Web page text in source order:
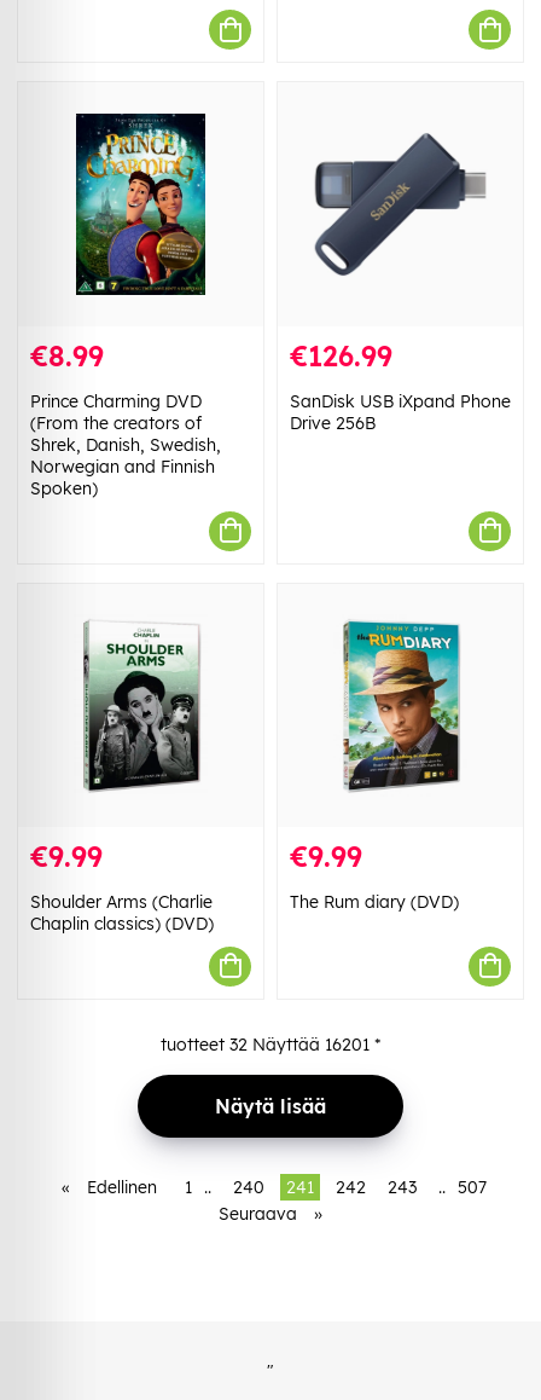
€8.99
Prince Charming DVD
(From the creators of
Shrek, Danish, Swedish,
Norwegian and Finnish
Spoken)
€126.99
SanDisk USB iXpand Phone
Drive 256B
€9.99
Shoulder Arms (Charlie
Chaplin classics) (DVD)
€9.99
The Rum diary (DVD)
tuotteet 32 Näyttää 16201 *
Näytä lisää
« Edellinen 1 .. 240 241 242 243 .. 507
Seuraava
»
"